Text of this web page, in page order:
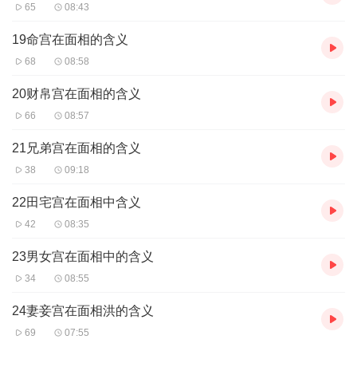
65 08:43
19命宫在面相的含义
68 08:58
20财帛宫在面相的含义
66 08:57
21兄弟宫在面相的含义
38 09:18
22田宅宫在面相中含义
42 08:35
23男女宫在面相中的含义
34 08:55
24妻妾宫在面相洪的含义
69 07:55